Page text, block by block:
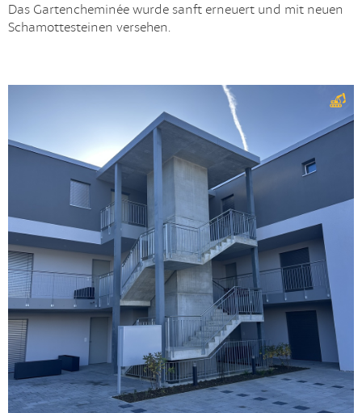
Das Gartencheminée wurde sanft erneuert und mit neuen
Schamottesteinen versehen.